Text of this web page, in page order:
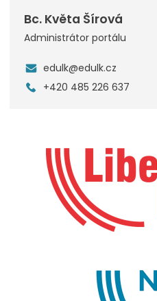
Bc. Květa Šírová
Administrátor portálu
edulk@edulk.cz
+420 485 226 637